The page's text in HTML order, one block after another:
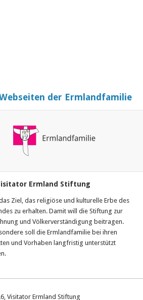
der Ermlandfamilie
Ermland Stiftung
Ziel, das religiöse und kulturelle Erbe des
zu erhalten. Damit will die Stiftung zur
und Völkerverständigung beitragen.
soll die Ermlandfamilie bei ihren
und Vorhaben langfristig unterstützt
Visitator Ermland Stiftung